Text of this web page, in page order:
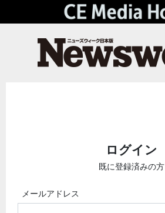
ログイン
既に登録済みの方
メールアドレス